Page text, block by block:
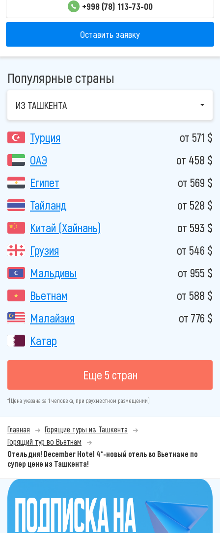
+998 (78) 113-73-00
Оставить заявку
Популярные страны
ИЗ ТАШКЕНТА
Турция
от 571 $
ОАЭ
от 458 $
Египет
от 569 $
Тайланд
от 528 $
Китай (Хайнань)
от 593 $
Грузия
от 546 $
Мальдивы
от 955 $
Вьетнам
от 588 $
Малайзия
от 776 $
Катар
Еще 5 стран
*(Цена указана за 1 человека, при двухместном размещении)
Главная
Горящие туры из Ташкента
Горящий тур во Вьетнам
Отель дня! December Hotel 4*-новый отель во Вьетнаме по
супер цене из Ташкента!